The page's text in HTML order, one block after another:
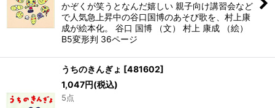
かぞくが笑うとなんだ嬉しい 親子向け講習会など
で人気急上昇中の谷口国博のあそび歌を、村上康
成が絵本化。 谷口 国博 （文） 村上 康成 （絵）
B5変形判 36ページ
うちのきんぎょ [481602]
1,047円(税込)
5点